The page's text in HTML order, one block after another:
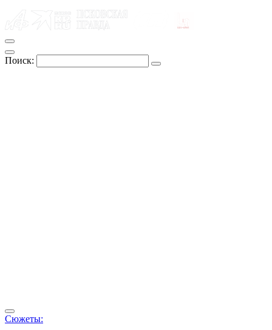
Поиск:
Сюжеты: